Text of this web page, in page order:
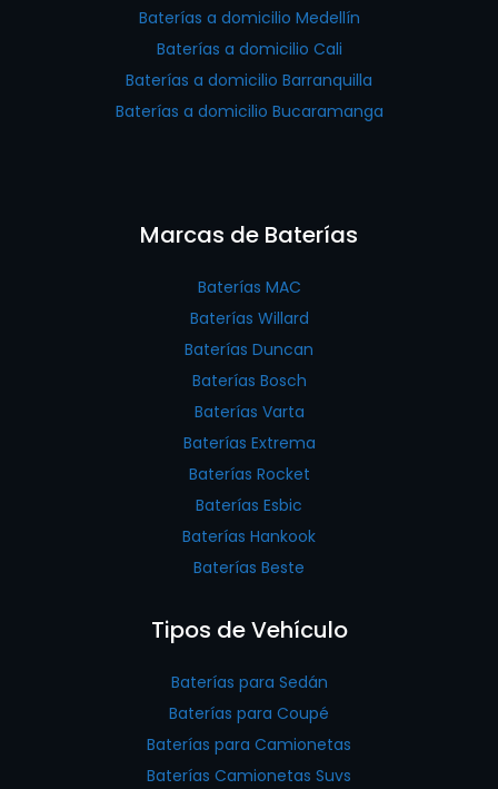
Baterías a domicilio Medellín
Baterías a domicilio Cali
Baterías a domicilio Barranquilla
Baterías a domicilio Bucaramanga
Marcas de Baterías
Baterías MAC
Baterías Willard
Baterías Duncan
Baterías Bosch
Baterías Varta
Baterías Extrema
Baterías Rocket
Baterías Esbic
Baterías Hankook
Baterías Beste
Tipos de Vehículo
Baterías para Sedán
Baterías para Coupé
Baterías para Camionetas
Baterías Camionetas Suvs